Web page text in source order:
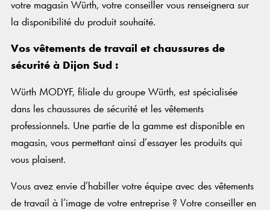
votre magasin Würth, votre conseiller vous renseignera sur
la disponibilité du produit souhaité.
Vos vêtements de travail et chaussures de
sécurité à Dijon Sud :
Würth MODYF, filiale du groupe Würth, est spécialisée
dans les chaussures de sécurité et les vêtements
professionnels. Une partie de la gamme est disponible en
magasin, vous permettant ainsi d’essayer les produits qui
vous plaisent.
Vous avez envie d’habiller votre équipe avec des vêtements
de travail à l’image de votre entreprise ? Votre conseiller en